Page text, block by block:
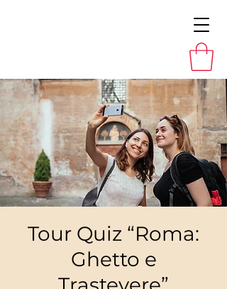
Tour Quiz “Roma:
Ghetto e